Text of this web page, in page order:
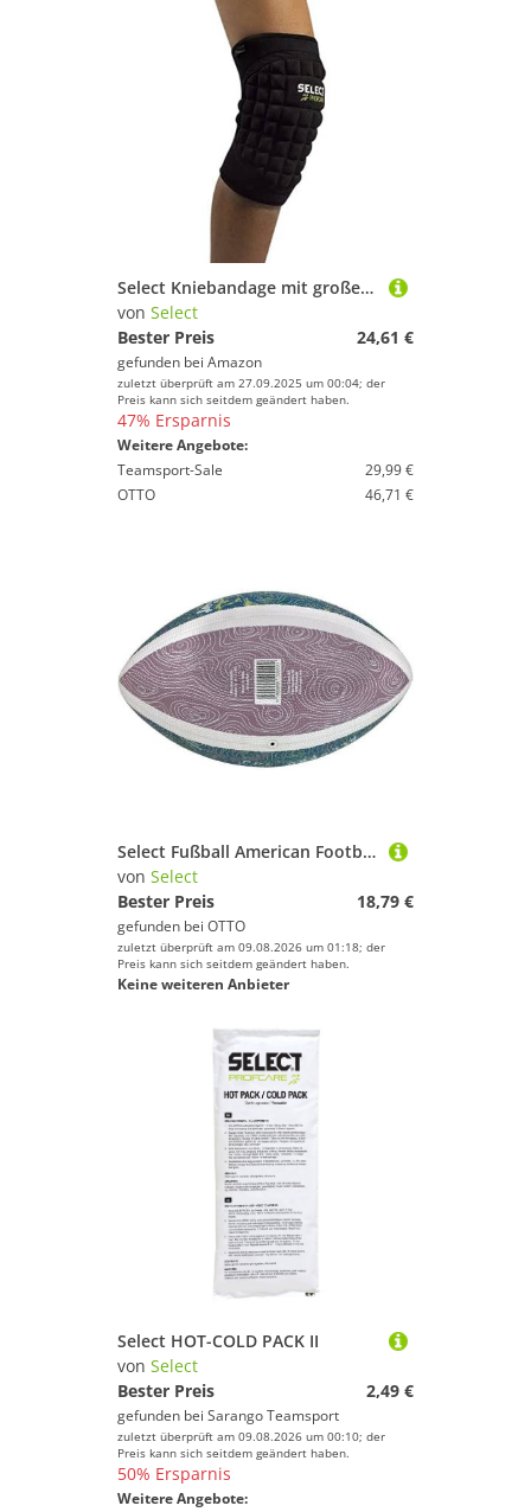
Select Kniebandage mit großem Polster, S, schwarz, 5620501111
von Select
Bester Preis
24,61 €
gefunden bei Amazon
zuletzt überprüft am 27.09.2025 um 00:04; der
Preis kann sich seitdem geändert haben.
47% Ersparnis
Weitere Angebote:
Teamsport-Sale
29,99 €
OTTO
46,71 €
Select Fußball American Football V26
von Select
Bester Preis
18,79 €
gefunden bei OTTO
zuletzt überprüft am 09.08.2026 um 01:18; der
Preis kann sich seitdem geändert haben.
Keine weiteren Anbieter
Select HOT-COLD PACK II
von Select
Bester Preis
2,49 €
gefunden bei Sarango Teamsport
zuletzt überprüft am 09.08.2026 um 00:10; der
Preis kann sich seitdem geändert haben.
50% Ersparnis
Weitere Angebote: